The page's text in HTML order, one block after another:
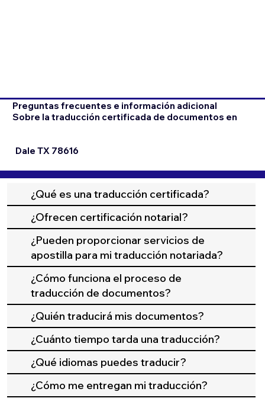
¿Qué es una traducción certificada?
¿Ofrecen certificación notarial?
¿Pueden proporcionar servicios de
apostilla para mi traducción notariada?
¿Cómo funciona el proceso de
traducción de documentos?
¿Quién traducirá mis documentos?
¿Cuánto tiempo tarda una traducción?
¿Qué idiomas puedes traducir?
¿Cómo me entregan mi traducción?
Preguntas frecuentes e información adicional
Sobre la traducción certificada de documentos en
Dale TX 78616